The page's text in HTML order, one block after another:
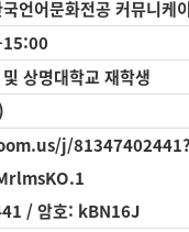
언어문화전공 커뮤니케
15:00
상명대학교 재학생
j/
호: kBN16J